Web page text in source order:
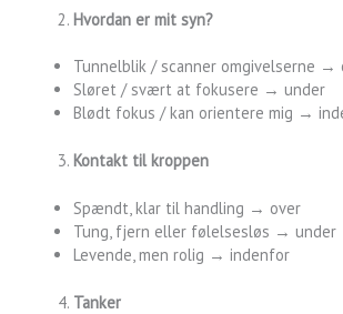
Hvordan er mit syn?
Tunnelblik / scanner omgivelserne →
Sløret / svært at fokusere → under
Blødt fokus / kan orientere mig →
Kontakt til kroppen
Spændt, klar til handling → over
Tung, fjern eller følelsesløs → under
Levende, men rolig → indenfor
Tanker